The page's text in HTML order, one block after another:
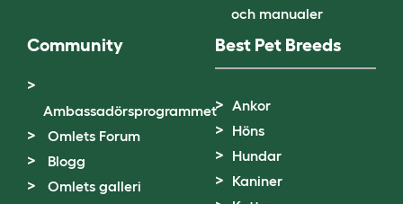
och manualer
Community
Ambassadörsprogrammet
Omlets Forum
Blogg
Omlets galleri
Best Pet Breeds
Ankor
Höns
Hundar
Kaniner